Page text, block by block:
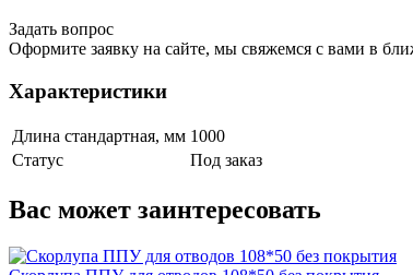
Задать вопрос
Оформите заявку на сайте, мы свяжемся с вами в
Характеристики
Длина стандартная, мм 1000
Статус
Под заказ
Вас может заинтересовать